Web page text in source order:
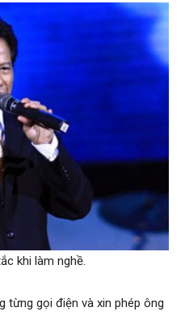
khi làm nghề.
từng gọi điện và xin phép ông